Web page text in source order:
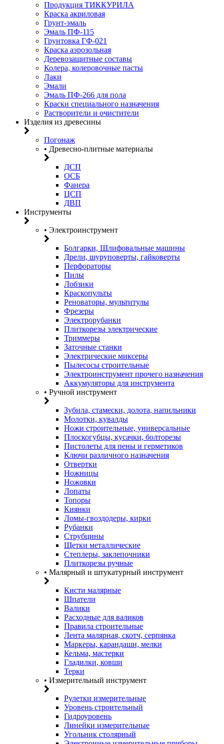
Продукция ТИККУРИЛА
Краска акриловая
Грунт-эмаль
Эмаль ПФ-115
Грунтовка ГФ-021
Краска аэрозольная
Деревозащитные составы
Колера, колеровочные пасты
Лаки
Эмали
Эмаль ПФ-266 для пола
Краски специального назначения
Растворители и очистители
Изделия из древесины
Погонаж
• Древесно-плитные материалы
ДСП
ОСБ
Фанера
ЦСП
ДВП
Инструменты
• Электроинструмент
Болгарки, Шлифовальные машины
Дрели, шуруповерты, гайковерты
Перфораторы
Пилы
Лобзики
Краскопульты
Реноваторы, мультитулы
Фрезеры
Электрорубанки
Плиткорезы электрические
Триммеры
Заточные станки
Электрические миксеры
Пылесосы строительные
Электроинструмент прочего назначения
Аккумуляторы для инструмента
• Ручной инструмент
Зубила, стамески, долота, напильники
Молотки, кувалды
Ножи строительные, универсальные
Плоскогубцы, кусачки, болторезы
Пистолеты для пены и герметиков
Ключи различного назначения
Отвертки
Ножницы
Ножовки
Лопаты
Топоры
Киянки
Ломы-гвоздодеры, кирки
Рубанки
Струбцины
Щетки металлические
Степлеры, заклепочники
Плиткорезы ручные
• Малярный и штукатурный инструмент
Кисти малярные
Шпатели
Валики
Расходные для валиков
Правила строительные
Лента малярная, скотч, серпянка
Маркеры, карандаши, мелки
Кельма, мастерки
Гладилки, ковши
Терки
• Измерительный инструмент
Рулетки измерительные
Уровень строительный
Гидроуровень
Линейки измерительные
Угольник столярный